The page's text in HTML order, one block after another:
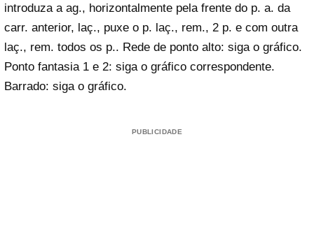
introduza a ag., horizontalmente pela frente do p. a. da
carr. anterior, laç., puxe o p. laç., rem., 2 p. e com outra
laç., rem. todos os p.. Rede de ponto alto: siga o gráfico.
Ponto fantasia 1 e 2: siga o gráfico correspondente.
Barrado: siga o gráfico.
PUBLICIDADE